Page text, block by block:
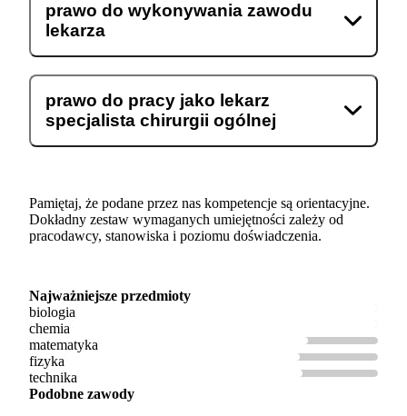
prawo do wykonywania zawodu
lekarza
prawo do pracy jako lekarz
specjalista chirurgii ogólnej
Pamiętaj, że podane przez nas kompetencje są orientacyjne.
Dokładny zestaw wymaganych umiejętności zależy od
pracodawcy, stanowiska i poziomu doświadczenia.
Najważniejsze przedmioty
biologia
chemia
matematyka
fizyka
technika
Podobne zawody